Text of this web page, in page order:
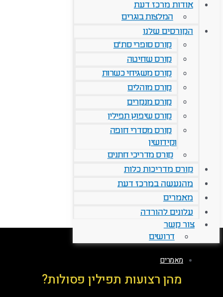
אודות מרכז דעת
המלצות בוגרים
הקורסים שלנו
קורס סופרי סת"ם
קורס שחיטה
קורס משגיחי כשרות
קורס מוהלים
קורס מנקרים
קורס שיפוץ תפילין
קורס מסדרי חופה
וקידושין
קורס מדריכי חתנים
קורס מדריכות כלות
מהנעשה במרכז דעת
מאמרים
עלונים להורדה
צור קשר
דרושים
מאמרים
מהן רצועות תפילין פסולות?